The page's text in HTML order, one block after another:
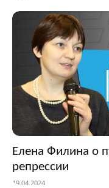
Елена Филина о
репрессии
19.04.2024